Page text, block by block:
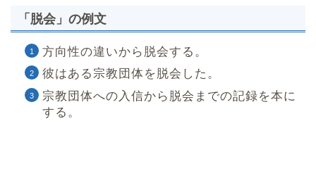
「脱会」の例文
方向性の違いから脱会する。
彼はある宗教団体を脱会した。
宗教団体への入信から脱会までの記録を本に
する。